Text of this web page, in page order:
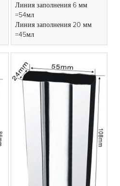
Линия заполнения 6 мм
=54мл
Линия заполнения 20 мм
=45мл